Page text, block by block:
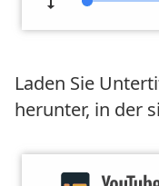
Laden Sie
herunter, in der